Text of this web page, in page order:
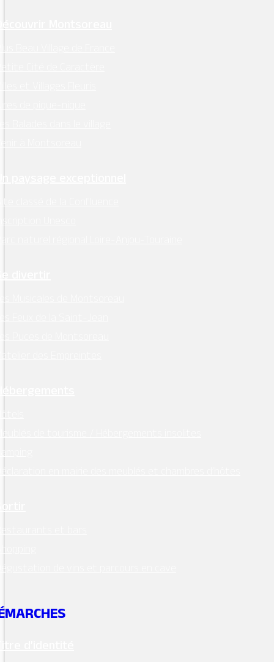
Montsoreau
Beau Village de France
Cité de Caractère
et Villages Fleuris
de pique-nique
Balades dans le village
à Montsoreau
paysage exceptionnel
classé de la Confluence
Unesco
naturel régional Loire-Anjou-Touraine
divertir
Musicales de Montsoreau
Feux de la Saint-Jean
Puces de Montsoreau
des Empreintes
de tourisme / Hébergements insolites
en mairie des meublés et chambres d’hôtes
et bars
de vins et parcours en cave
d’identité